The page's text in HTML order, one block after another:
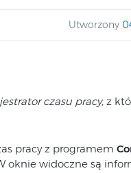
Utworzony
czasu pracy,z
pracy z programem
oknie widoczne są